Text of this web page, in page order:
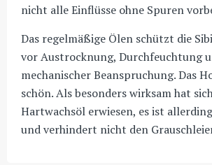
nicht alle Einflüsse ohne Spuren
Das regelmäßige Ölen schützt die
vor Austrocknung, Durchfeuchtung
mechanischer Beanspruchung. Das
schön. Als besonders wirksam hat
Hartwachsöl erwiesen, es ist
und verhindert nicht den